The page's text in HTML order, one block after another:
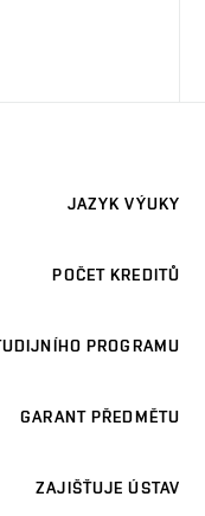
JAZYK VÝUKY
POČET KREDITŮ
PROGRAMU
GARANT PŘEDMĚTU
ZAJIŠŤUJE ÚSTAV